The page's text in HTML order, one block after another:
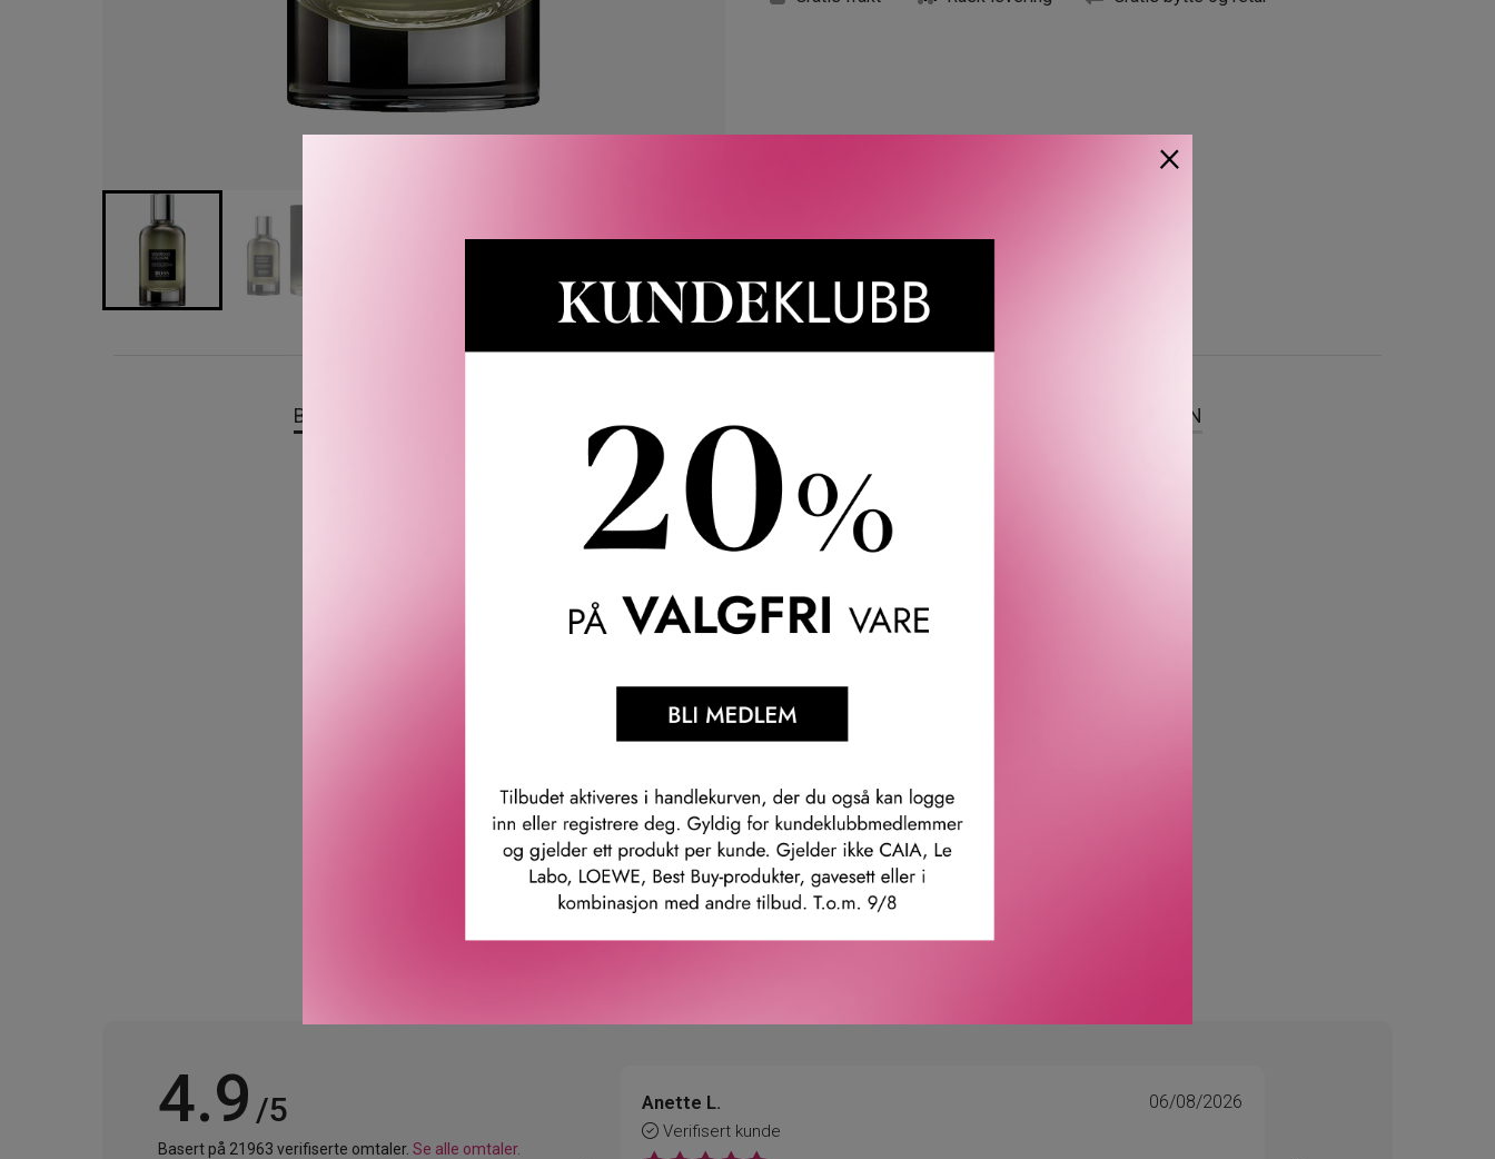
BESKRIVELSE OM MERKEVAREN
Hugo Boss The Collection Eau de Parfum Vigorous Cologne.
Skreddersydde dufter fra BOSS. Hver anledning har en kleskode – og en parfyme som hører til. Den sofistikerte
BOSS-looken er lett å kjenne igjen. Nå uttrykkes denne karakteristiske signaturen av tidløs eleganse, kvalitet og
Vigorous Cologne Perfume for Men er et perfekt bilde på den klassiske hvite skjorten – alfa og omega i den
treduftende patchouli, som gir kropp og karakter til den klare bergamotten. Hver enkelt duft i BOSS The Collection
er utviklet med mesterlig omhu – akkurat slik en skredder skaper utsøkt couture. Den elegante flakongen er prydet
med en karakteristisk, couture-inspirert stoffetikett. Den funklende finishen fremhever duftens farge og intensitet.
Leverandørs artikkelnummer: 66405
Våre kunder om oss
4.9 /5
Basert på 21963 verifiserte omtaler. Se alle omtaler.
Anette L.
Verifisert kunde
06/08/2026
×